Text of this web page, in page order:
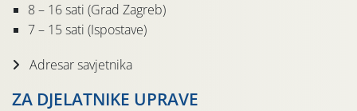
8 – 16 sati (Grad Zagreb)
7 – 15 sati (Ispostave)
Adresar savjetnika
ZA DJELATNIKE UPRAVE